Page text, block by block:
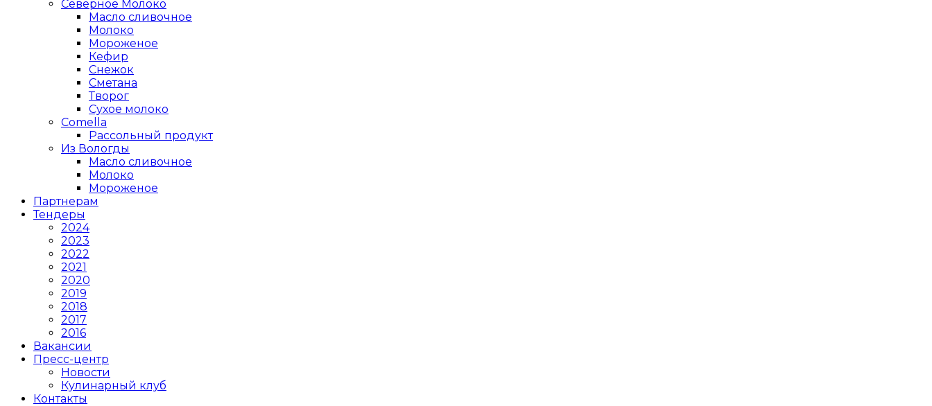
Северное Молоко
Масло сливочное
Молоко
Мороженое
Кефир
Снежок
Сметана
Творог
Сухое молоко
Comеlla
Рассольный продукт
Из Вологды
Масло сливочное
Молоко
Мороженое
Партнерам
Тендеры
2024
2023
2022
2021
2020
2019
2018
2017
2016
Вакансии
Пресс-центр
Новости
Кулинарный клуб
Контакты